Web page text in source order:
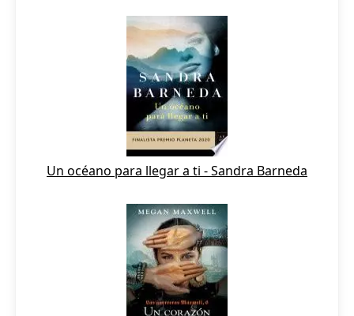
Un océano para llegar a ti - Sandra Barneda